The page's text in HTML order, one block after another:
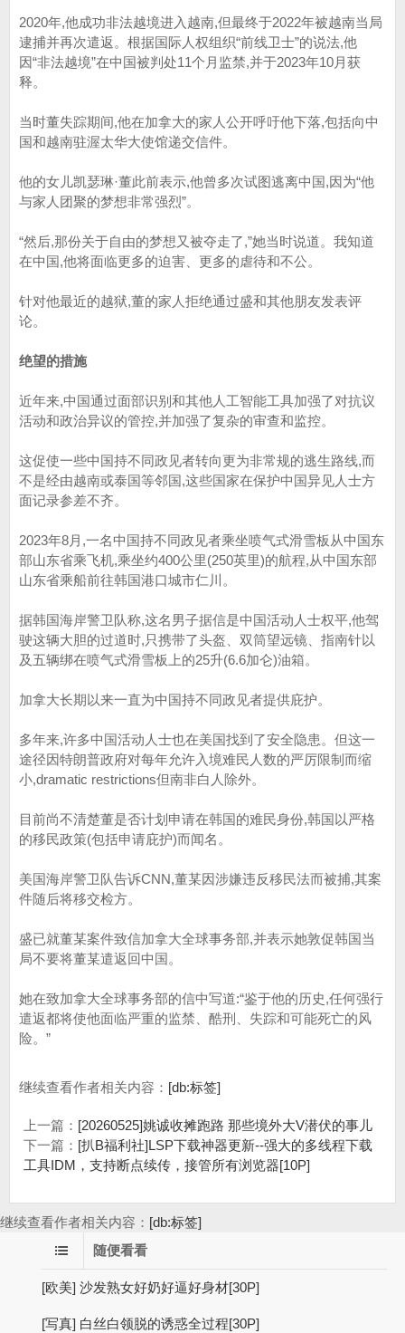
2020年,他成功非法越境进入越南,但最终于2022年被越南当局
逮捕并再次遣返。根据国际人权组织“前线卫士”的说法,他
因“非法越境”在中国被判处11个月监禁,并于2023年10月获
释。
当时董失踪期间,他在加拿大的家人公开呼吁他下落,包括向中
国和越南驻渥太华大使馆递交信件。
他的女儿凯瑟琳·董此前表示,他曾多次试图逃离中国,因为“他
与家人团聚的梦想非常强烈”。
“然后,那份关于自由的梦想又被夺走了,”她当时说道。我知道
在中国,他将面临更多的迫害、更多的虐待和不公。
针对他最近的越狱,董的家人拒绝通过盛和其他朋友发表评
论。
绝望的措施
近年来,中国通过面部识别和其他人工智能工具加强了对抗议
活动和政治异议的管控,并加强了复杂的审查和监控。
这促使一些中国持不同政见者转向更为非常规的逃生路线,而
不是经由越南或泰国等邻国,这些国家在保护中国异见人士方
面记录参差不齐。
2023年8月,一名中国持不同政见者乘坐喷气式滑雪板从中国东
部山东省乘飞机,乘坐约400公里(250英里)的航程,从中国东部
山东省乘船前往韩国港口城市仁川。
据韩国海岸警卫队称,这名男子据信是中国活动人士权平,他驾
驶这辆大胆的过道时,只携带了头盔、双筒望远镜、指南针以
及五辆绑在喷气式滑雪板上的25升(6.6加仑)油箱。
加拿大长期以来一直为中国持不同政见者提供庇护。
多年来,许多中国活动人士也在美国找到了安全隐患。但这一
途径因特朗普政府对每年允许入境难民人数的严厉限制而缩
小,dramatic restrictions但南非白人除外。
目前尚不清楚董是否计划申请在韩国的难民身份,韩国以严格
的移民政策(包括申请庇护)而闻名。
美国海岸警卫队告诉CNN,董某因涉嫌违反移民法而被捕,其案
件随后将移交检方。
盛已就董某案件致信加拿大全球事务部,并表示她敦促韩国当
局不要将董某遣返回中国。
她在致加拿大全球事务部的信中写道:“鉴于他的历史,任何强行
遣返都将使他面临严重的监禁、酷刑、失踪和可能死亡的风
险。”
继续查看作者相关内容： [db:标签]
上一篇： [20260525]姚诚收摊跑路 那些境外大V潜伏的事儿
下一篇： [扒B福利社]LSP下载神器更新--强大的多线程下载
工具IDM，支持断点续传，接管所有浏览器[10P]
继续查看作者相关内容： [db:标签]
随便看看
[欧美] 沙发熟女好奶好逼好身材[30P]
[写真] 白丝白领脱的诱惑全过程[30P]